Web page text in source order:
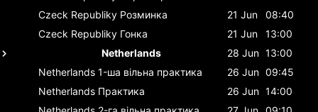
Czeck Republiky Розминка 21 Jun
08:40
Czeck Republiky Гонка 21 Jun
13:00
Netherlands
28 Jun 13:00
Netherlands 1-ша вільна практика 26 Jun 09:45
Netherlands Практика 26 Jun 14:00